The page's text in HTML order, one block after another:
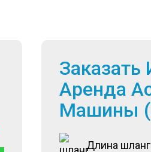
Заказать
Аренда
Машины
Длина